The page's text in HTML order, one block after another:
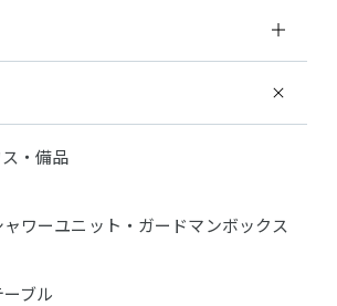
・備品
ワーユニット・ガードマンボックス
ブル